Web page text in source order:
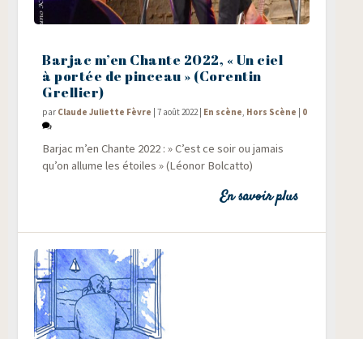
Barjac m’en Chante 2022, « Un ciel
à portée de pinceau » (Corentin
Grellier)
par Claude Juliette Fèvre |7 août 2022| En scène, Hors Scène 0
Bar­jac m’en Chante 2022 : » C’est ce soir ou jamais
qu’on allume les étoiles » (Léo­nor Bolcatto)
En savoir plus